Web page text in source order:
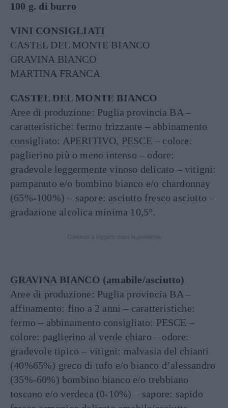
100 g. di burro
VINI CONSIGLIATI
CASTEL DEL MONTE BIANCO
GRAVINA BIANCO
MARTINA FRANCA
CASTEL DEL MONTE BIANCO
Aree di produzione: Puglia provincia BA –
caratteristiche: fermo frizzante – abbinamento
consigliato: APERITIVO, PESCE – colore:
paglierino più o meno intenso – odore:
gradevole leggermente vinoso delicato – vitigni:
pampanuto e/o bombino bianco e/o chardonnay
(65%-100%) – sapore: asciutto fresco asciutto –
gradazione alcolica minima 10,5°.
GRAVINA BIANCO (amabile/asciutto)
Aree di produzione: Puglia provincia BA –
affinamento: fino a 2 anni – caratteristiche:
fermo – abbinamento consigliato: PESCE –
colore: paglierino al verde chiaro – odore:
gradevole tipico – vitigni: malvasia del chianti
(40%65%) greco di tufo e/o bianco d’alessandro
(35%-60%) bombino bianco e/o trebbiano
toscano e/o verdeca (0-10%) – sapore: sapido